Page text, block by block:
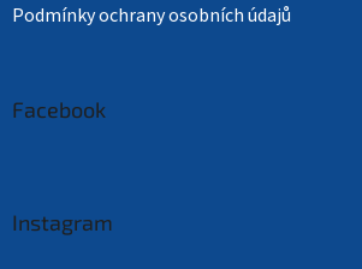
Podmínky ochrany osobních údajů
Facebook
Instagram